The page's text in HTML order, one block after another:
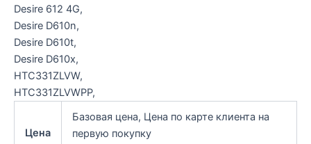
Desire 612 4G,
Desire D610n,
Desire D610t,
Desire D610x,
HTC331ZLVW,
HTC331ZLVWPP,
Цена
Базовая цена, Цена по карте клиента на
первую покупку